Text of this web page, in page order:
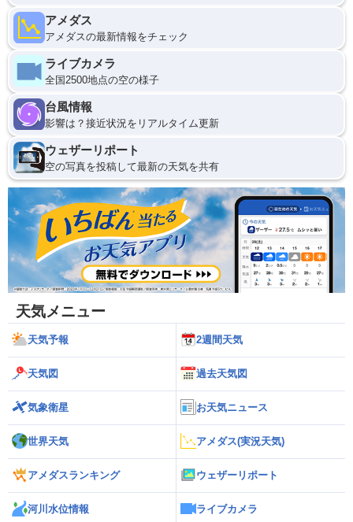
アメダス
アメダスの最新情報をチェック
ライブカメラ
全国2500地点の空の様子
台風情報
影響は？接近状況をリアルタイム更新
ウェザーリポート
空の写真を投稿して最新の天気を共有
天気メニュー
天気予報 2週間天気
天気図 過去天気図
気象衛星 お天気ニュース
世界天気 アメダス(実況天気)
アメダスランキング ウェザーリポート
河川水位情報 ライブカメラ